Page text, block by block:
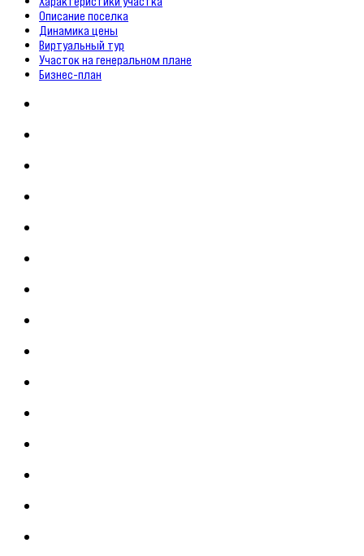
Описание поселка
Динамика цены
Виртуальный тур
Участок на генеральном плане
Бизнес-план